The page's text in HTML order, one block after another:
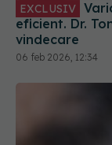
EXCLUSIV
eficient. Dr.
vindecare
06 feb 2026, 12:34